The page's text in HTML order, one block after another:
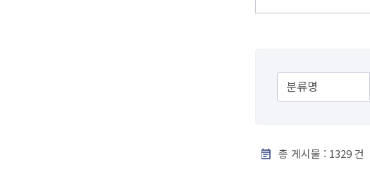
총 게시물 : 1329건